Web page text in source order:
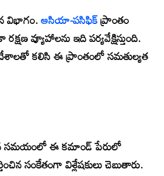
విభాగం.ఆసియా-పసిఫిక్ప్రాంతం
వ్యూహాలను ఇది పర్యవేక్షిస్తుంది.
కలిసి ఈ ప్రాంతంలో సమతుల్యత
సమయంలో ఈ కమాండ్ పేరులో
సంకేతంగా విశ్లేషకులు చెబుతారు.